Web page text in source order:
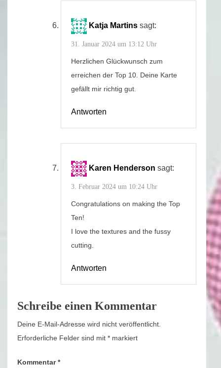
Katja Martins sagt:
31. Januar 2024 um 13:12 Uhr
Herzlichen Glückwunsch zum
erreichen der Top 10. Deine Karte
gefällt mir richtig gut.
Antworten
Karen Henderson sagt:
3. Februar 2024 um 10:24 Uhr
Congratulations on making the Top
Ten!
I love the textures and the fussy
cutting.
Antworten
Schreibe einen Kommentar
Deine E-Mail-Adresse wird nicht veröffentlicht.
Erforderliche Felder sind mit * markiert
Kommentar*